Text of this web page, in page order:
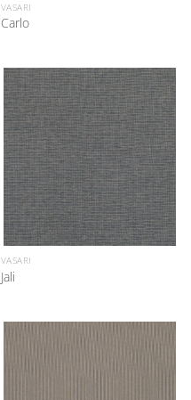
VASARI
Carlo
VASARI
Jali